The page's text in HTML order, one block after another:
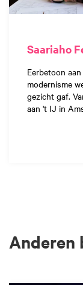
Saariaho
Eerbetoon
modernisme
gezicht gaf.
aan 't IJ in
Anderen